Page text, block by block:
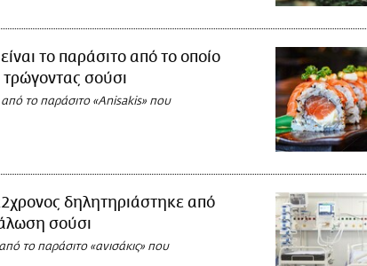
το παράσιτο από το οποίο
σούσι
το παράσιτο «Anisakis» που
δηλητηριάστηκε από
σούσι
το παράσιτο «ανισάκις» που